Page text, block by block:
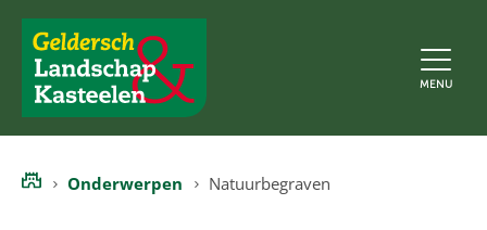
Geldersch
Landschap
en
MENU
Onderwerpen Natuurbegraven